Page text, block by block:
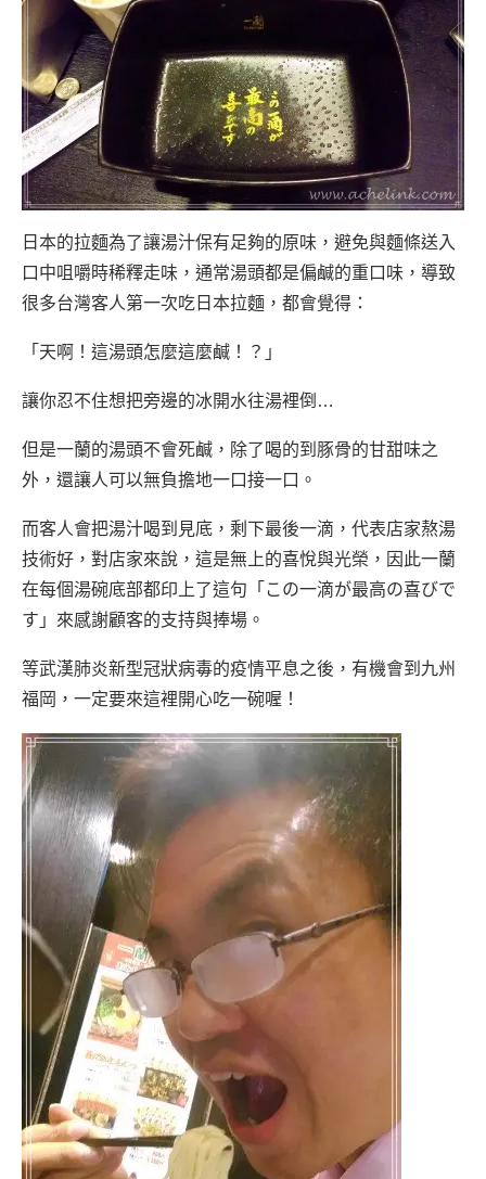
日本的拉麵為了讓湯汁保有足夠的原味，避免與麵條送入
口中咀嚼時稀釋走味，通常湯頭都是偏鹹的重口味，導致
很多台灣客人第一次吃日本拉麵，都會覺得：
「天啊！這湯頭怎麼這麼鹹！？」
讓你忍不住想把旁邊的冰開水往湯裡倒…
但是一蘭的湯頭不會死鹹，除了喝的到豚骨的甘甜味之
外，還讓人可以無負擔地一口接一口。
而客人會把湯汁喝到見底，剩下最後一滴，代表店家熬湯
技術好，對店家來說，這是無上的喜悅與光榮，因此一蘭
在每個湯碗底部都印上了這句「この一滴が最高の喜びで
す」來感謝顧客的支持與捧場。
等武漢肺炎新型冠狀病毒的疫情平息之後，有機會到九州
福岡，一定要來這裡開心吃一碗喔！